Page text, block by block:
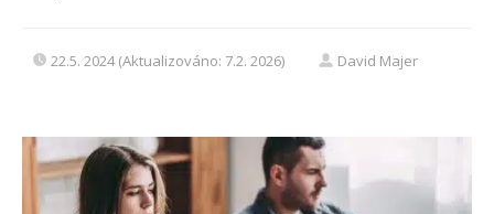
22.5. 2024 (Aktualizováno: 7.2. 2026) David Majer